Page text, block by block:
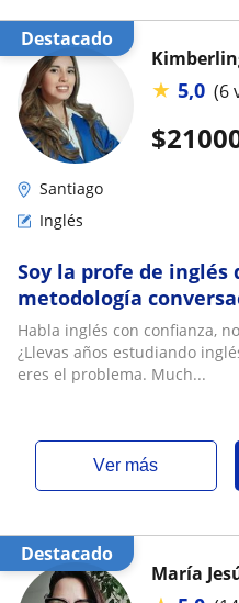
Destacado
$
★ 5,0 (6
Santiago
Inglés
Soy la profe de inglés
metodología
pretendemos
lo que necesitas. Sin
hablando sin bloqueos
Habla inglés con confianza,
¿Llevas años estudiando
eres el problema. Much...
ver más
Destacado
María